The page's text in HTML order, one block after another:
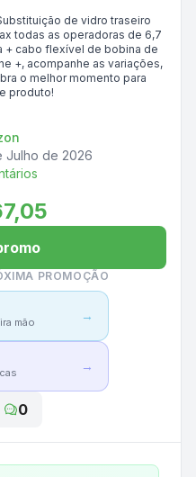
de vidro traseiro
todas as operadoras de 6,7
+ cabo flexível de bobina de
+, acompanhe as variações,
o melhor momento para
produto!
Julho de 2026
PROMOÇÃO
mão →
→
0